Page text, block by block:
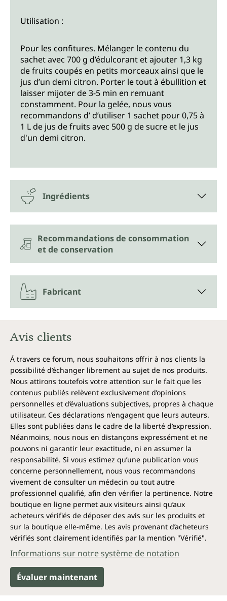
Utilisation :
Pour les confitures. Mélanger le contenu du
sachet avec 700 g d’édulcorant et ajouter 1,3 kg
de fruits coupés en petits morceaux ainsi que le
jus d’un demi citron. Porter le tout à ébullition et
laisser mijoter de 3-5 min en remuant
constamment. Pour la gelée, nous vous
recommandons d’ d’utiliser 1 sachet pour 0,75 à
1 L de jus de fruits avec 500 g de sucre et le jus
d'un demi citron.
Ingrédients
Recommandations de consommation
et de conservation
Fabricant
Avis clients
Á travers ce forum, nous souhaitons offrir à nos clients la
possibilité d’échanger librement au sujet de nos produits.
Nous attirons toutefois votre attention sur le fait que les
contenus publiés relèvent exclusivement d’opinions
personnelles et d’évaluations subjectives, propres à chaque
utilisateur. Ces déclarations n’engagent que leurs auteurs.
Elles sont publiées dans le cadre de la liberté d’expression.
Néanmoins, nous nous en distançons expressément et ne
pouvons ni garantir leur exactitude, ni en assumer la
responsabilité. Si vous estimez qu’une publication vous
concerne personnellement, nous vous recommandons
vivement de consulter un médecin ou tout autre
professionnel qualifié, afin d’en vérifier la pertinence. Notre
boutique en ligne permet aux visiteurs ainsi qu’aux
acheteurs vérifiés de déposer des avis sur les produits et
sur la boutique elle-même. Les avis provenant d’acheteurs
vérifiés sont clairement identifiés par la mention "Vérifié".
Informations sur notre système de notation
Évaluer maintenant